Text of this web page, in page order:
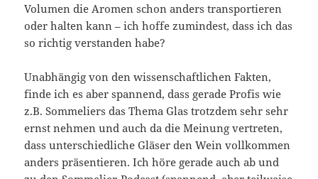
Volumen die Aromen schon anders transportieren
oder halten kann – ich hoffe zumindest, dass ich das
so richtig verstanden habe?
Unabhängig von den wissenschaftlichen Fakten,
finde ich es aber spannend, dass gerade Profis wie
z.B. Sommeliers das Thema Glas trotzdem sehr sehr
ernst nehmen und auch da die Meinung vertreten,
dass unterschiedliche Gläser den Wein vollkommen
anders präsentieren. Ich höre gerade auch ab und